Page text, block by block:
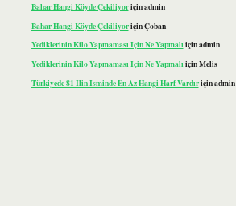
Bahar Hangi Köyde Çekiliyoriçinadmin
Bahar Hangi Köyde ÇekiliyoriçinÇoban
Yediklerinin Kilo Yapmaması Için Ne Yapmalıiçinadmin
Yediklerinin Kilo Yapmaması Için Ne YapmalıiçinMelis
Türkiyede 81 Ilin Isminde En Az Hangi Harf Vardıriçinadmin